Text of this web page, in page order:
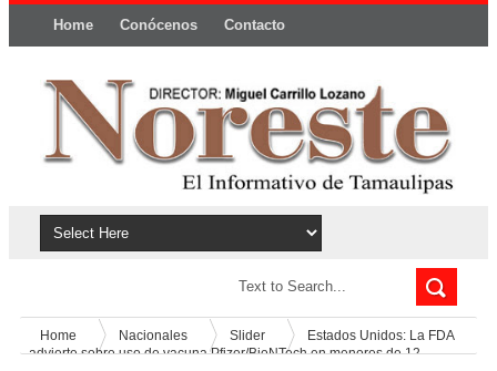
Home Conócenos Contacto
Home Nacionales Slider
Estados Unidos: La FDA
advierte sobre uso de vacuna Pfizer/BioNTech en menores de 12